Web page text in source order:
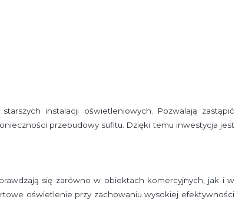
instalacji oświetleniowych. Pozwalają zastąpić
przebudowy sufitu. Dzięki temu inwestycja jest
się zarówno w obiektach komercyjnych, jak i w
oświetlenie przy zachowaniu wysokiej efektywności